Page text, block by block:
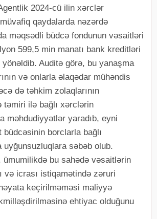
2024-cü ilin xərclər
qaydalarda nəzərdə
məqsədli büdcə fondunun vəsaitləri
599,5 min manatı bank kreditləri
Auditə görə, bu yanaşma
və onlarla əlaqədar mühəndis
də təhkim zolaqlarının
təmiri ilə bağlı xərclərin
məhdudiyyətlər yaradıb, eyni
borclarla bağlı
uyğunsuzluqlara səbəb olub.
ümumilikdə bu sahədə vəsaitlərin
və icrası istiqamətində zəruri
keçirilməməsi maliyyə
ehtiyac olduğunu